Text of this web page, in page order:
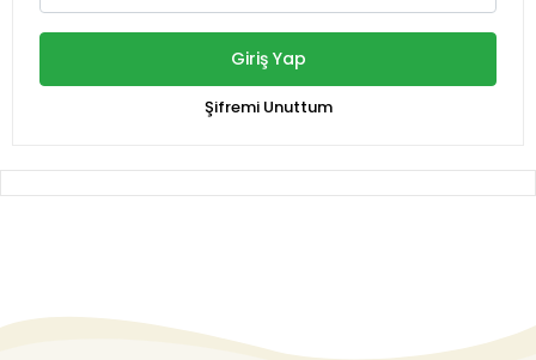
Giriş Yap
Şifremi Unuttum